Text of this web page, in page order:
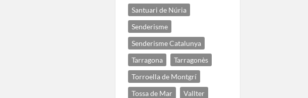
Santuari de Núria
Senderisme
Senderisme Catalunya
Tarragona
Tarragonès
Torroella de Montgrí
Tossa de Mar
Vallter